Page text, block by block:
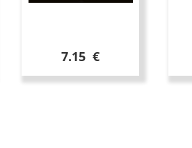
7.15 €